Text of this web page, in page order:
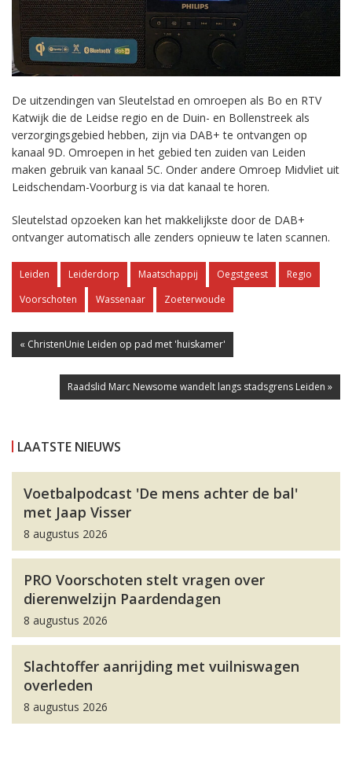
De uitzendingen van Sleutelstad en omroepen als Bo en RTV
Katwijk die de Leidse regio en de Duin- en Bollenstreek als
verzorgingsgebied hebben, zijn via DAB+ te ontvangen op
kanaal 9D. Omroepen in het gebied ten zuiden van Leiden
maken gebruik van kanaal 5C. Onder andere Omroep Midvliet uit
Leidschendam-Voorburg is via dat kanaal te horen.
Sleutelstad opzoeken kan het makkelijkste door de DAB+
ontvanger automatisch alle zenders opnieuw te laten scannen.
Leiden Leiderdorp Maatschappij Oegstgeest
Regio
Voorschoten
Wassenaar Zoeterwoude
« ChristenUnie Leiden op pad met 'huiskamer'
Raadslid Marc Newsome wandelt langs stadsgrens Leiden »
LAATSTE NIEUWS
Voetbalpodcast 'De mens achter de bal'
met Jaap Visser
8 augustus 2026
PRO Voorschoten stelt vragen over
dierenwelzijn Paardendagen
8 augustus 2026
Slachtoffer aanrijding met vuilniswagen
overleden
8 augustus 2026